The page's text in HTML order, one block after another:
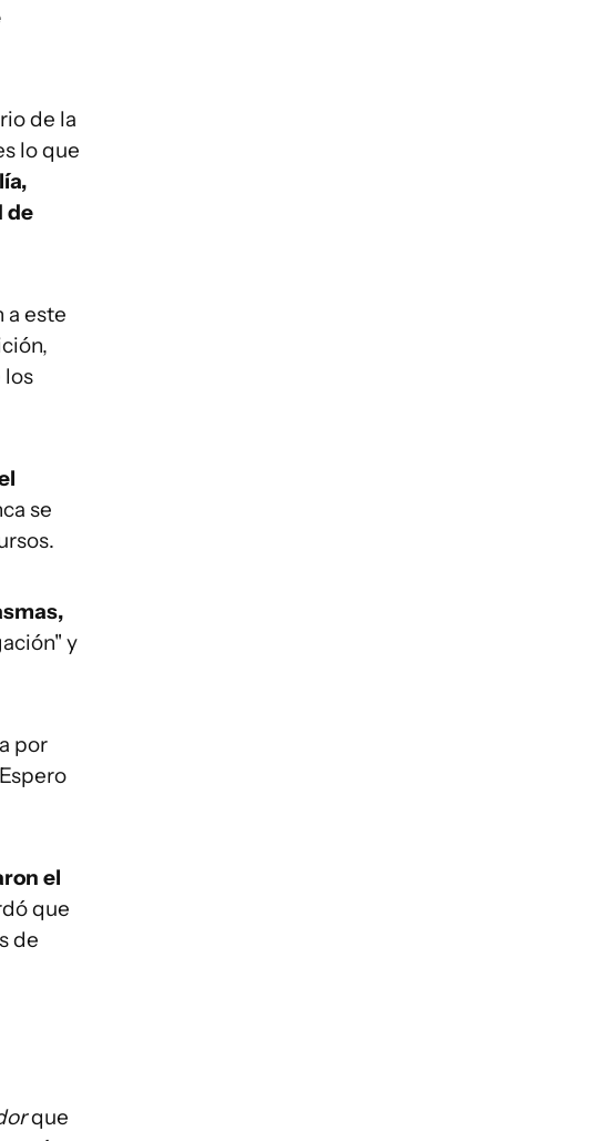
de la
lo que
de
a este
los
se
y
por
el
que
de
que